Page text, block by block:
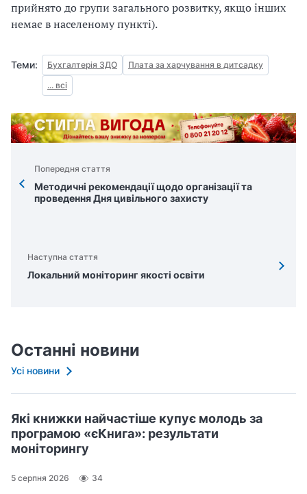
прийнято до групи загального розвитку, якщо iнших
немає в населеному пункті).
Теми: Бухгалтерія ЗДО
Плата за харчування в дитсадку
... всі
Попередня стаття
Методичні рекомендації щодо організації та
проведення Дня цивільного захисту
Наступна стаття
Локальний моніторинг якості освіти
Останні новини
Усі новини
Які книжки найчастіше купує молодь за
програмою «єКнига»: результати
моніторингу
5 серпня 2026 34